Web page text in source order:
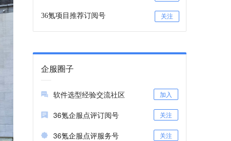
36氪项目推荐订阅号 关注
企服圈子
软件选型经验交流社区 加入
36氪企服点评订阅号 关注
36氪企服点评服务号 关注